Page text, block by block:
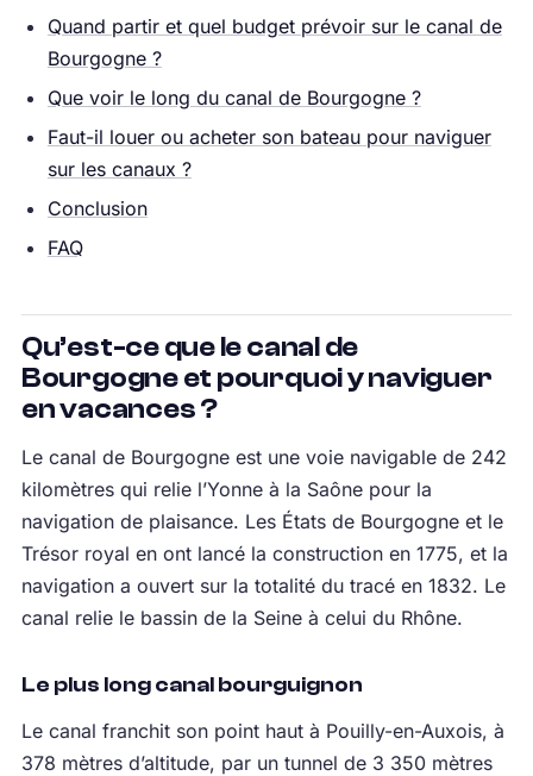
Quand partir et quel budget prévoir sur le canal de
Bourgogne ?
Que voir le long du canal de Bourgogne ?
Faut-il louer ou acheter son bateau pour naviguer
sur les canaux ?
Conclusion
FAQ
Qu’est-ce que le canal de
Bourgogne et pourquoi y naviguer
en vacances ?
Le canal de Bourgogne est une voie navigable de 242
kilomètres qui relie l’Yonne à la Saône pour la
navigation de plaisance. Les États de Bourgogne et le
Trésor royal en ont lancé la construction en 1775, et la
navigation a ouvert sur la totalité du tracé en 1832. Le
canal relie le bassin de la Seine à celui du Rhône.
Le plus long canal bourguignon
Le canal franchit son point haut à Pouilly-en-Auxois, à
378 mètres d’altitude, par un tunnel de 3 350 mètres